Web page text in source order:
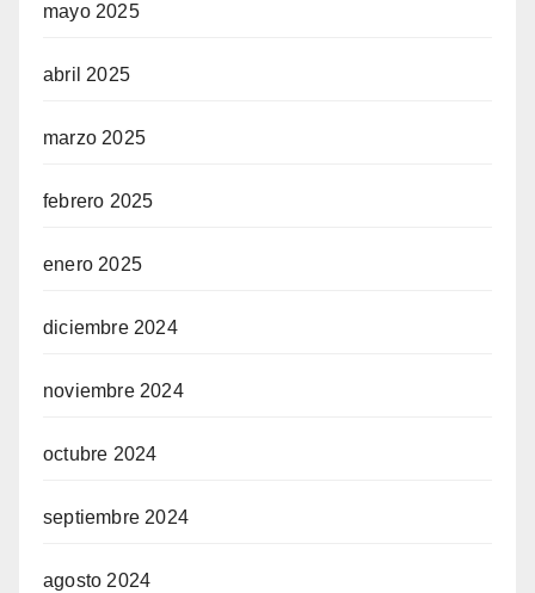
mayo 2025
abril 2025
marzo 2025
febrero 2025
enero 2025
diciembre 2024
noviembre 2024
octubre 2024
septiembre 2024
agosto 2024